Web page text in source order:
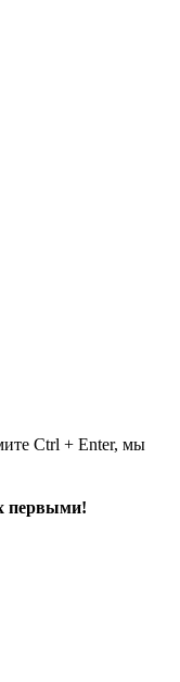
Ctrl + Enter, мы
первыми!